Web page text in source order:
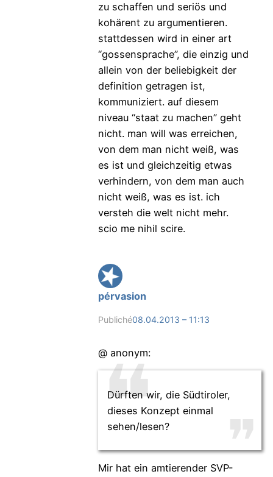
zu schaffen und seriös und
kohärent zu argumentieren.
stattdessen wird in einer art
“gossensprache”, die einzig und
allein von der beliebigkeit der
definition getragen ist,
kommuniziert. auf diesem
niveau “staat zu machen” geht
nicht. man will was erreichen,
von dem man nicht weiß, was
es ist und gleichzeitig etwas
verhindern, von dem man auch
nicht weiß, was es ist. ich
versteh die welt nicht mehr.
scio me nihil scire.
pérvasion
Publiché08.04.2013 – 11:13
@ anonym:
Dürften wir, die Südtiroler,
dieses Konzept einmal
sehen/lesen?
Mir hat ein amtierender SVP-